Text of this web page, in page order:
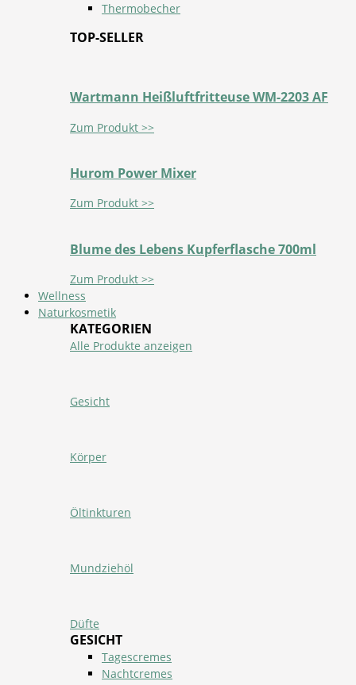
Thermobecher
TOP-SELLER
Wartmann Heißluftfritteuse WM-2203 AF
Zum Produkt >>
Hurom Power Mixer
Zum Produkt >>
Blume des Lebens Kupferflasche 700ml
Zum Produkt >>
Wellness
Naturkosmetik
KATEGORIEN
Alle Produkte anzeigen
Gesicht
Körper
Öltinkturen
Mundziehöl
Düfte
GESICHT
Tagescremes
Nachtcremes